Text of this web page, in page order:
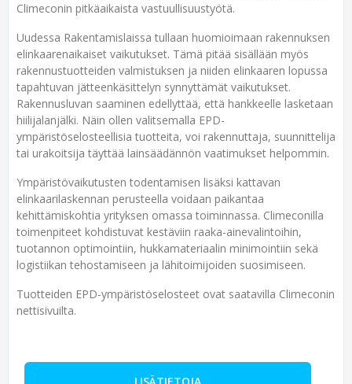
Climeconin pitkäaikaista vastuullisuustyötä.
Uudessa Rakentamislaissa tullaan huomioimaan rakennuksen
elinkaarenaikaiset vaikutukset. Tämä pitää sisällään myös
rakennustuotteiden valmistuksen ja niiden elinkaaren lopussa
tapahtuvan jätteenkäsittelyn synnyttämät vaikutukset.
Rakennusluvan saaminen edellyttää, että hankkeelle lasketaan
hiilijalanjälki. Näin ollen valitsemalla EPD-
ympäristöselosteellisia tuotteita, voi rakennuttaja, suunnittelija
tai urakoitsija täyttää lainsäädännön vaatimukset helpommin.
Ympäristövaikutusten todentamisen lisäksi kattavan
elinkaarilaskennan perusteella voidaan paikantaa
kehittämiskohtia yrityksen omassa toiminnassa. Climeconilla
toimenpiteet kohdistuvat kestäviin raaka-ainevalintoihin,
tuotannon optimointiin, hukkamateriaalin minimointiin sekä
logistiikan tehostamiseen ja lähitoimijoiden suosimiseen.
Tuotteiden EPD-ympäristöselosteet ovat saatavilla Climeconin
nettisivuilta.